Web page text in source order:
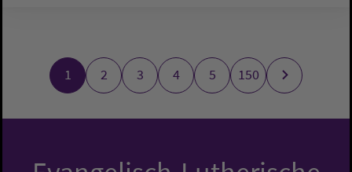
1 2 3 4 5 150